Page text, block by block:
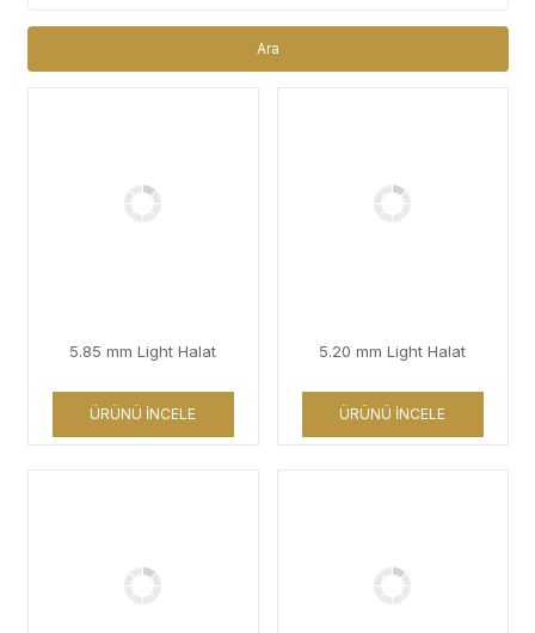
Ara
5.85 mm Light Halat
ÜRÜNÜ İNCELE
5.20 mm Light Halat
ÜRÜNÜ İNCELE